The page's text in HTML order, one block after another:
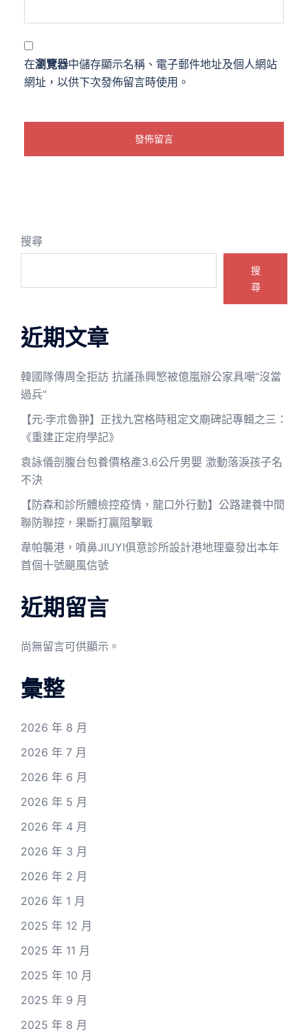
在瀏覽器中儲存顯示名稱、電子郵件地址及個人網站
網址，以供下次發佈留言時使用。
搜尋
搜
尋
近期文章
韓國隊傳周全拒訪 抗議孫興慜被億嵐辦公家具嘲“沒當
過兵”
【元·孛朮魯翀】正找九宮格時租定文廟碑記專輯之三：
《重建正定府學記》
袁詠儀剖腹台包養價格產3.6公斤男嬰 激動落淚孩子名
不決
【防森和診所體檢控疫情，龍口外行動】公路建養中間
聯防聯控，果斷打贏阻擊戰
韋帕襲港，噴鼻JIUYI俱意診所設計港地理臺發出本年
首個十號颶風信號
近期留言
尚無留言可供顯示。
彙整
2026 年 8 月
2026 年 7 月
2026 年 6 月
2026 年 5 月
2026 年 4 月
2026 年 3 月
2026 年 2 月
2026 年 1 月
2025 年 12 月
2025 年 11 月
2025 年 10 月
2025 年 9 月
2025 年 8 月